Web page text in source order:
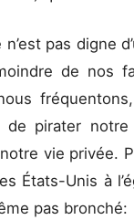
pas digne
de nos
de pirater
vie privée.
États-Unis à
pas